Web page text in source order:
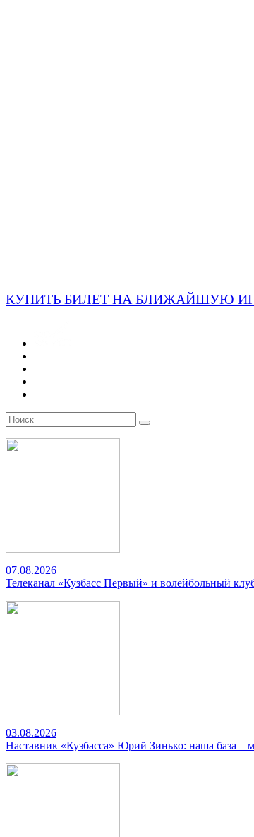
КУПИТЬ БИЛЕТ НА БЛИЖАЙШУЮ
07.08.2026
Телеканал «Кузбасс Первый» и волейбольный
03.08.2026
Наставник «Кузбасса» Юрий Зинько: наша база –